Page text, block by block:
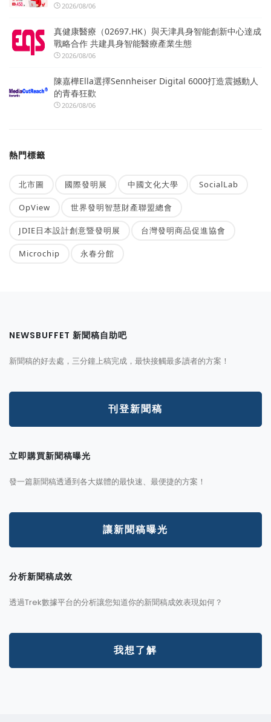
2026/08/06
真健康醫療（02697.HK）與天津具身智能創新中心達成
戰略合作 共建具身智能醫療產業生態
2026/08/06
陳嘉樺Ella選擇Sennheiser Digital 6000打造震撼動人
的青春狂歡
2026/08/06
熱門標籤
北市圖 國際發明展 中國文化大學 SocialLab
OpView 世界發明智慧財產聯盟總會
JDIE日本設計創意暨發明展 台灣發明商品促進協會
Microchip 永春分館
NEWSBUFFET 新聞稿自助吧
新聞稿的好去處，三分鐘上稿完成，最快接觸最多讀者的方案！
刊登新聞稿
立即購買新聞稿曝光
發一篇新聞稿透通到各大媒體的最快速、最便捷的方案！
讓新聞稿曝光
分析新聞稿成效
透過Trek數據平台的分析讓您知道你的新聞稿成效表現如何？
我想了解